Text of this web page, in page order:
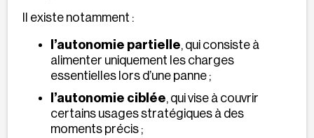
Il existe notamment :
l’autonomie partielle, qui consiste à
alimenter uniquement les charges
essentielles lors d’une panne ;
l’autonomie ciblée, qui vise à couvrir
certains usages stratégiques à des
moments précis ;